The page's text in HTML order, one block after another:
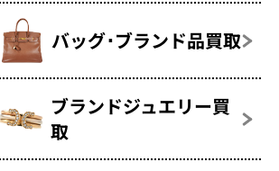
バッグ･ブランド品買取
ブランドジュエリー買
取